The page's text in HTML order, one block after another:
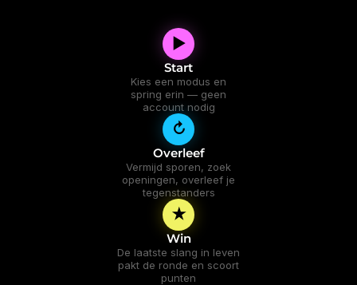
▶︎
Start
Kies een modus en
spring erin — geen
account nodig
↻
Overleef
Vermijd sporen, zoek
openingen, overleef je
tegenstanders
★
Win
De laatste slang in leven
pakt de ronde en scoort
punten